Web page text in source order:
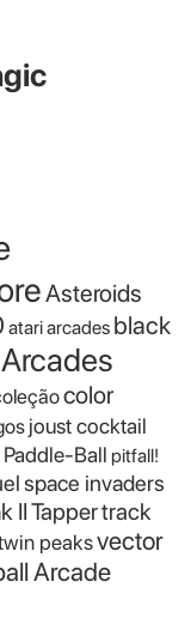
Asteroids
atari arcades black
color
joust cocktail
Paddle-Ball pitfall!
space invaders
IITappertrack
peaksvector
Arcade